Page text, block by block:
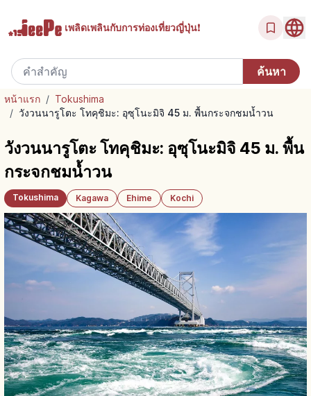
เพลิดเพลินกับการท่องเที่ยวญี่ปุ่น!
หน้าแรก / Tokushima
/ วังวนนารูโตะ โทคุชิมะ: อุซุโนะมิจิ 45 ม. พื้นกระจกชมน้ำวน
วังวนนารูโตะ โทคุชิมะ: อุซุโนะมิจิ 45 ม. พื้น
กระจกชมน้ำวน
Tokushima Kagawa Ehime Kochi